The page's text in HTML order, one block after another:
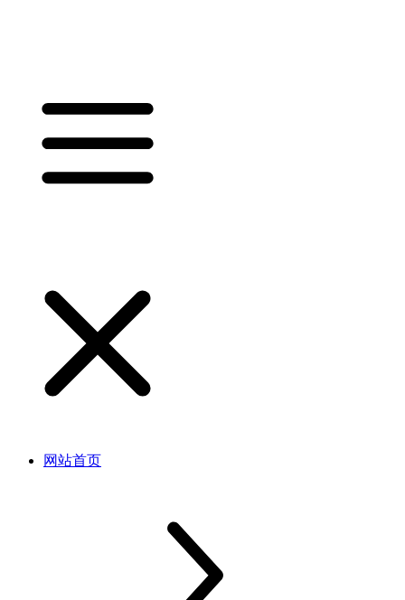
网站首页